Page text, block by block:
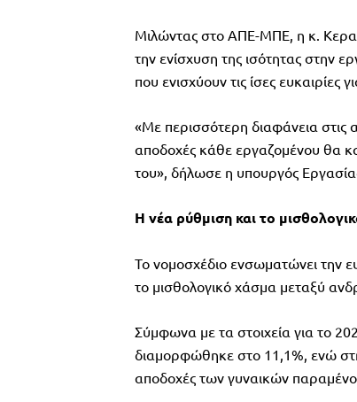
Μιλώντας στο ΑΠΕ-ΜΠΕ, η κ.
την ενίσχυση της ισότητας στην
που ενισχύουν τις ίσες ευκαιρίες
«Με περισσότερη διαφάνεια στις
αποδοχές κάθε εργαζομένου θα
του», δήλωσε η υπουργός
Η νέα ρύθμιση και το
Το νομοσχέδιο ενσωματώνει την
το μισθολογικό χάσμα μεταξύ
Σύμφωνα με τα στοιχεία για το
διαμορφώθηκε στο 11,1%, ενώ
αποδοχές των γυναικών